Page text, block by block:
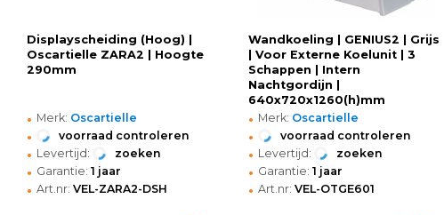
Displayscheiding (Hoog) |
Oscartielle ZARA2 | Hoogte
290mm
• Merk: Oscartielle
• voorraad controleren
• Levertijd: zoeken
• Garantie: 1 jaar
• Art.nr: VEL-ZARA2-DSH
Wandkoeling | GENIUS2 | Grijs
| Voor Externe Koelunit | 3
Schappen | Intern
Nachtgordijn |
640x720x1260(h)mm
• Merk: Oscartielle
• voorraad controleren
• Levertijd: zoeken
• Garantie: 1 jaar
• Art.nr: VEL-OTGE601